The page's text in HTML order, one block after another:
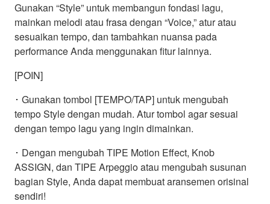
Gunakan “Style” untuk membangun fondasi lagu,
mainkan melodi atau frasa dengan “Voice,” atur atau
sesuaikan tempo, dan tambahkan nuansa pada
performance Anda menggunakan fitur lainnya.
[POIN]
･ Gunakan tombol [TEMPO/TAP] untuk mengubah
tempo Style dengan mudah. Atur tombol agar sesuai
dengan tempo lagu yang ingin dimainkan.
･ Dengan mengubah TIPE Motion Effect, Knob
ASSIGN, dan TIPE Arpeggio atau mengubah susunan
bagian Style, Anda dapat membuat aransemen orisinal
sendiri!